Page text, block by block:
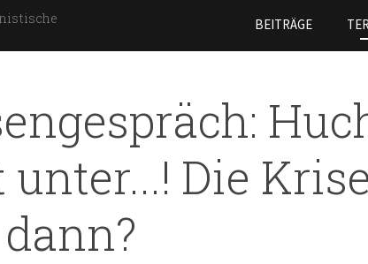
BEITRÄGE
unter...! Die